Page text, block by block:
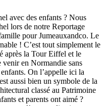
avec des enfants ? Nous
lors de notre Reportage
pour Jumeauxandco. Le
! C’est tout simplement le
après la Tour Eiffel et le
venir en Normandie sans
On l’appelle ici la
aussi bien un symbole de la
classé au Patrimoine
et parents ont aimé ?